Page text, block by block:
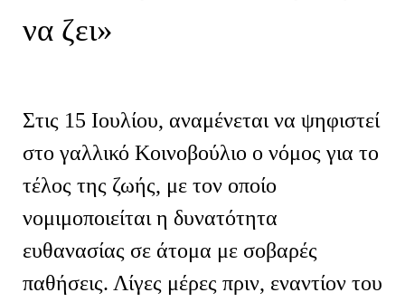
να ζει»
Στις 15 Ιουλίου, αναμένεται να ψηφιστεί
στο γαλλικό Κοινοβούλιο ο νόμος για το
τέλος της ζωής, με τον οποίο
νομιμοποιείται η δυνατότητα
ευθανασίας σε άτομα με σοβαρές
παθήσεις. Λίγες μέρες πριν, εναντίον του